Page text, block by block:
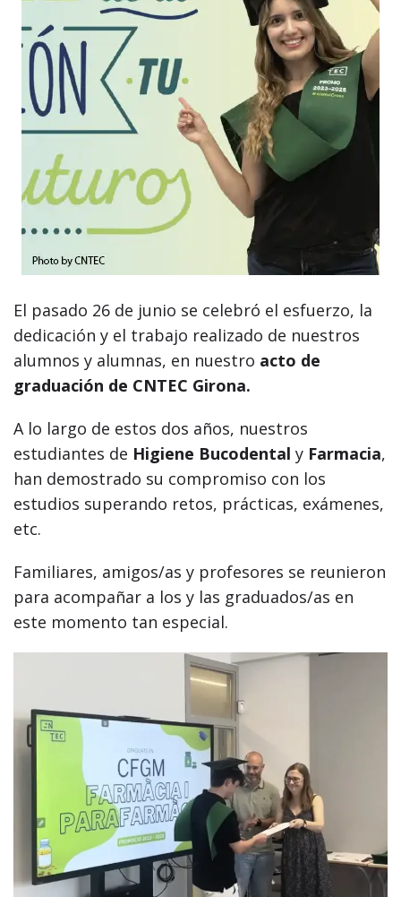
El pasado 26 de junio se celebró el esfuerzo, la
dedicación y el trabajo realizado de nuestros
alumnos y alumnas, en nuestro acto de
graduación de CNTEC Girona.
A lo largo de estos dos años, nuestros
estudiantes de Higiene Bucodental y Farmacia,
han demostrado su compromiso con los
estudios superando retos, prácticas, exámenes,
etc.
Familiares, amigos/as y profesores se reunieron
para acompañar a los y las graduados/as en
este momento tan especial.